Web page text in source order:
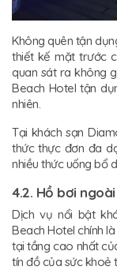
Không quên tận
thiết kế mặt trước
quan sát ra không
Beach Hotel tận
nhiên.
Tại khách sạn
thức thực đơn đa
nhiều thức uống bổ
4.2. Hồ bơi
Dịch vụ nổi bật
Beach Hotel chính
tại tầng cao nhất
tín đồ của sức khoẻ